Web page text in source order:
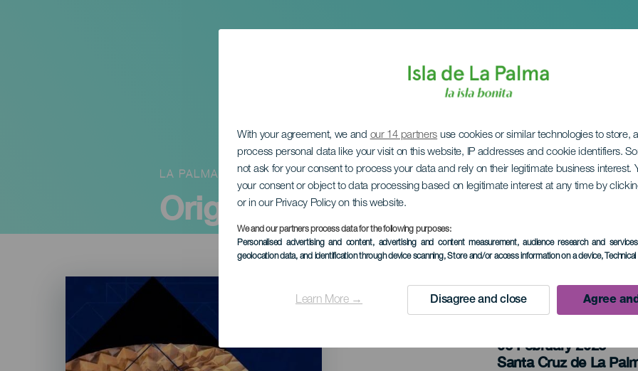
With your agreement, we and our 14 partners use cookies or similar technologies to store,
process personal data like your visit on this website, IP addresses and cookie identifiers.
not ask for your consent to process your data and rely on their legitimate business interest.
your consent or object to data processing based on legitimate interest at any time by
or in our Privacy Policy on this website.
We and our partners process data for the following purposes:
Personalised advertising and content, advertising and content measurement, audience research and
geolocation data, and identification through device scanning, Store and/or access information on a device,
Learn More → Disagree and close Agree
Origanika
LA PALMA
06 February 2026
Localidad
Santa Cruz de La